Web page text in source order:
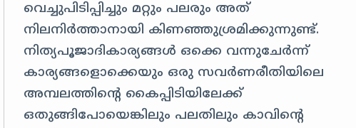
വെച്ചുപിടിപ്പിച്ചും മറ്റും പലരും അത്
നിലനിർത്താനായി കിണഞ്ഞുശ്രമിക്കുന്നുണ്ട്.
നിത്യപൂജാദികാര്യങ്ങൾ ഒക്കെ വന്നുചേർന്ന്
കാര്യങ്ങളൊക്കെയും ഒരു സവർണരീതിയിലെ
അമ്പലത്തിന്റെ കൈപ്പിടിയിലേക്ക്
ഒതുങ്ങിപോയെങ്കിലും പലതിലും കാവിന്റെ